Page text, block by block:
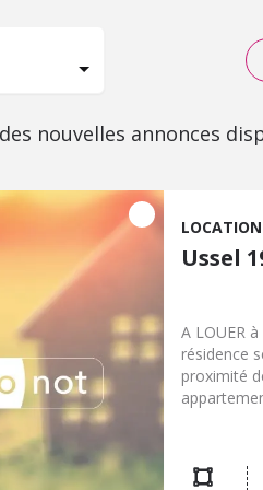
nouvelles annonces
Ussel
A LOUER
résidence
proximité
porte